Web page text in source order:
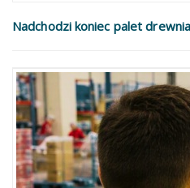
Nadchodzi koniec palet